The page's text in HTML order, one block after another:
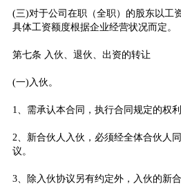
(三)对于公司在职（全职）的股东以工
具体工资额度根据企业经营状况而定。
第七条 入伙、退伙、出资的转让
(一)入伙。
1、需承认本合同，执行合同规定的权利
2、新合伙人入伙，必须经全体合伙人
议。
3、除入伙协议另有约定外，入伙的新